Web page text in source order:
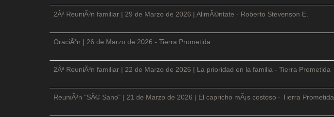
2Âª ReuniÃ³n familiar | 29 de Marzo de 2026 | AlimÃ©ntate - Roberto Stevenson E.
OraciÃ³n | 26 de Marzo de 2026 - Tierra Prometida
2Âª ReuniÃ³n familiar | 22 de Marzo de 2026 | La prioridad en la familia - Tierra Prometida
ReuniÃ³n "SÃ© Sano" | 21 de Marzo de 2026 | El capricho mÃ¡s costoso - Tierra Prometida